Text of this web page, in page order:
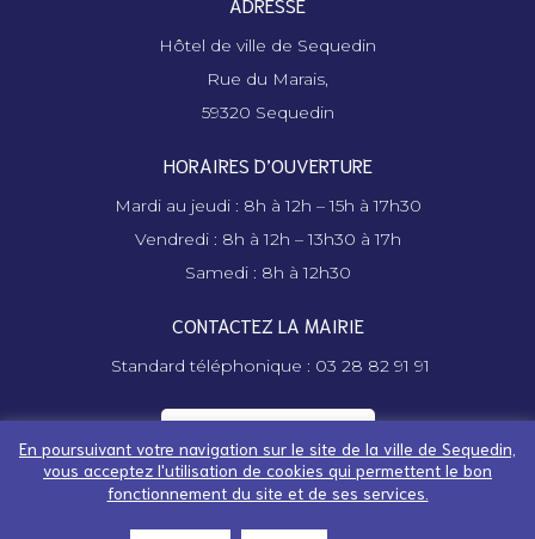
Hôtel de ville de Sequedin
Rue du Marais,
59320 Sequedin
HORAIRES D’OUVERTURE
Mardi au jeudi : 8h à 12h – 15h à 17h30
Vendredi : 8h à 12h – 13h30 à 17h
Samedi : 8h à 12h30
CONTACTEZ LA MAIRIE
Standard téléphonique : 03 28 82 91 91
En poursuivant votre navigation sur le site de la ville de Sequedin,
vous acceptez l'utilisation de cookies qui permettent le bon
fonctionnement du site et de ses services.